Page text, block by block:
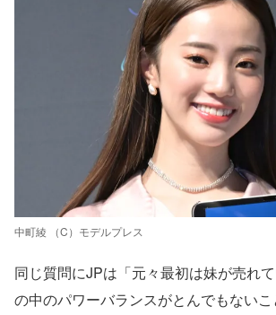
中町綾 （C）モデルプレス
同じ質問にJPは「元々最初は妹が売れ
の中のパワーバランスがとんでもない